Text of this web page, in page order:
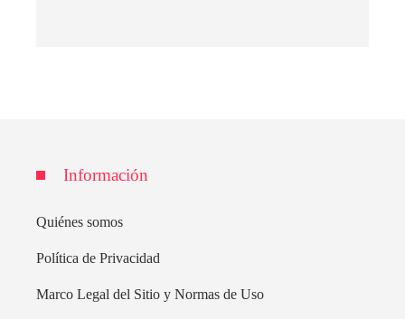
Información
Quiénes somos
Política de Privacidad
Marco Legal del Sitio y Normas de Uso